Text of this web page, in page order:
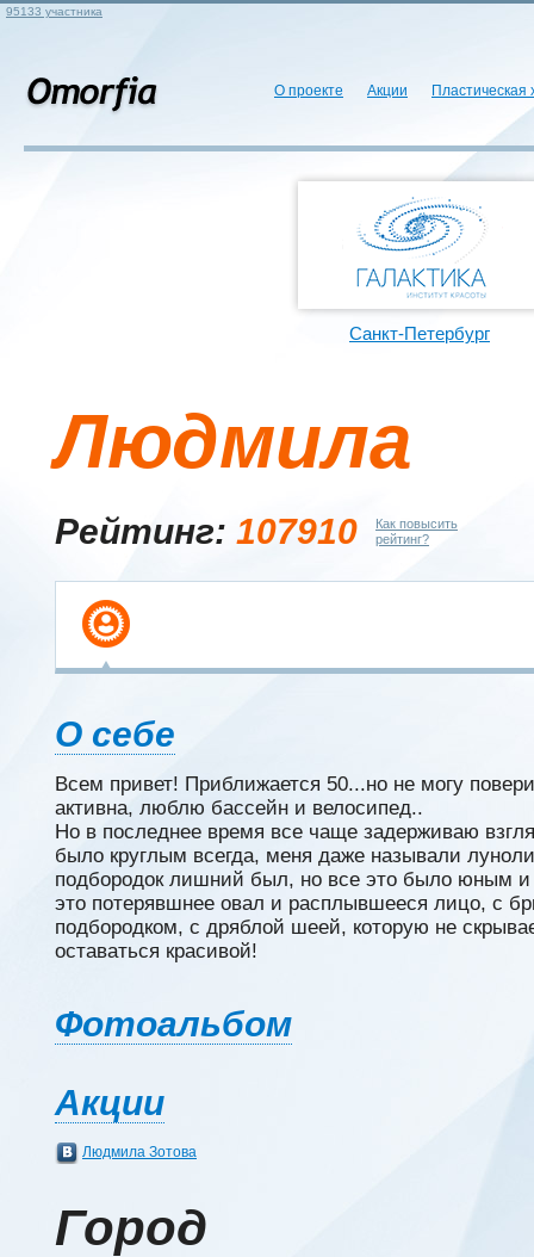
95133 участника
О проекте Акции Пластическая
Санкт-Петербург
Людмила
Рейтинг: 107910
Как повысить
рейтинг?
О себе
Всем привет! Приближается 50...но не могу
активна, люблю бассейн и велосипед..
Но в последнее время все чаще задерживаю
было круглым всегда, меня даже называли
подбородок лишний был, но все это было юным
это потерявшнее овал и расплывшееся лицо, с
подбородком, с дряблой шеей, которую не
оставаться красивой!
Фотоальбом
Акции
Людмила Зотова
Город